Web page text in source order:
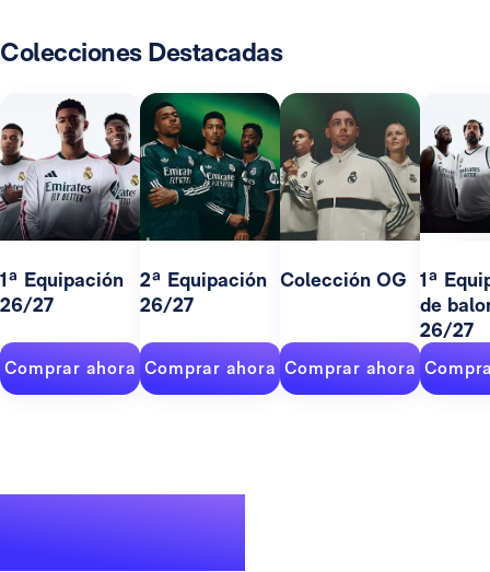
Colecciones Destacadas
1ª Equipación
26/27
Comprar ahora
2ª Equipación
26/27
Comprar ahora
Colección OG
Comprar ahora
1ª
de
26/27